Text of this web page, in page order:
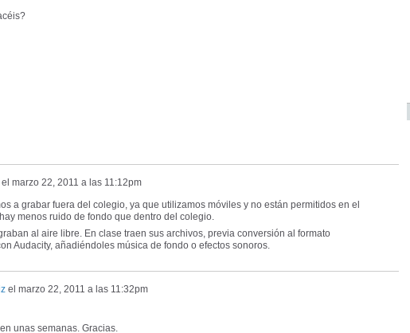
el marzo 22, 2011 a las 11:12pm
a grabar fuera del colegio, ya que utilizamos móviles y no están permitidos en el
menos ruido de fondo que dentro del colegio.
al aire libre. En clase traen sus archivos, previa conversión al formato
Audacity, añadiéndoles música de fondo o efectos sonoros.
el marzo 22, 2011 a las 11:32pm
unas semanas. Gracias.